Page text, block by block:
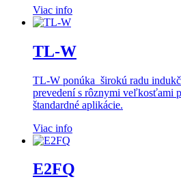
Viac info
TL-W
TL-W ponúka širokú radu
prevedení s rôznymi veľkosťami
štandardné aplikácie.
Viac info
E2FQ